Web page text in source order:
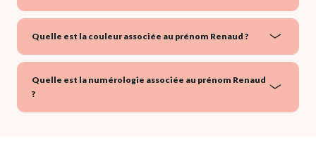
Quelle est la couleur associée au prénom Renaud ?
Quelle est la numérologie associée au prénom Renaud
?